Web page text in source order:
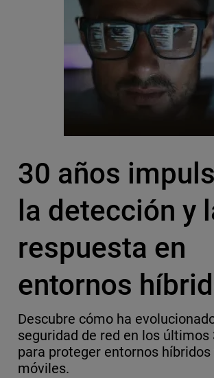
30 años
la detección y
respuesta en
entornos
Descubre cómo ha
seguridad de red en los últimos
para proteger entornos híbridos
móviles.